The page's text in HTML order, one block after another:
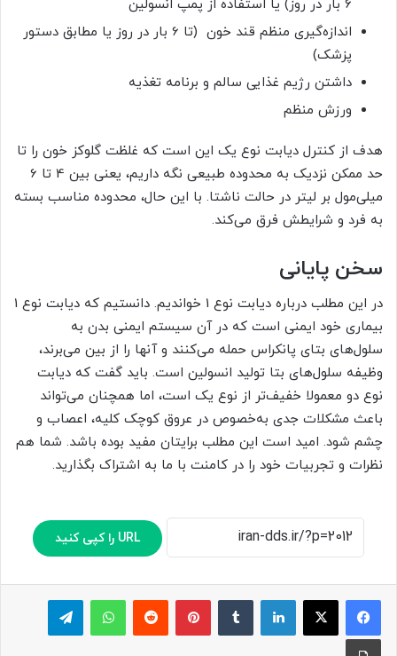
6 بار در روز) یا استفاده از پمپ انسولین
اندازه‌گیری منظم قند خون (تا 6 بار در روز یا مطابق دستور
پزشک)
داشتن رژیم غذایی سالم و برنامه تغذیه
ورزش منظم
هدف از کنترل دیابت نوع یک این است که غلظت گلوکز خون را تا
حد ممکن نزدیک به محدوده طبیعی نگه داریم، یعنی بین 4 تا 6
میلی‌مول بر لیتر در حالت ناشتا. با این حال، محدوده مناسب بسته
به فرد و شرایطش فرق می‌کند.
سخن پایانی
در این مطلب درباره دیابت نوع 1 خواندیم. دانستیم که دیابت نوع 1
بیماری خود ایمنی است که در آن سیستم ایمنی بدن به
سلول‌های بتای پانکراس حمله می‌کنند و آنها را از بین می‌برند،
وظیفه سلول‌های بتا تولید انسولین است. باید گفت که دیابت
نوع دو معمولا خفیف‌تر از نوع یک است، اما همچنان می‌تواند
باعث مشکلات جدی به‌خصوص در عروق کوچک کلیه، اعصاب و
چشم شود. امید است این مطلب برایتان مفید بوده باشد. شما هم
نظرات و تجربیات خود را در کامنت با ما به اشتراک بگذارید.
URL را کپی کنید
لینکدین ‫تامبلر پینترست‫رددیت واتس آپ تلگرام
چاپ